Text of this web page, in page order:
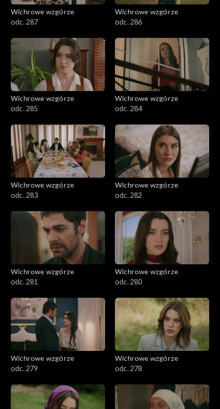
Wichrowe wzgórze
odc. 287
Wichrowe wzgórze
odc. 286
Wichrowe wzgórze
odc. 285
Wichrowe wzgórze
odc. 284
Wichrowe wzgórze
odc. 283
Wichrowe wzgórze
odc. 282
Wichrowe wzgórze
odc. 281
Wichrowe wzgórze
odc. 280
Wichrowe wzgórze
odc. 279
Wichrowe wzgórze
odc. 278